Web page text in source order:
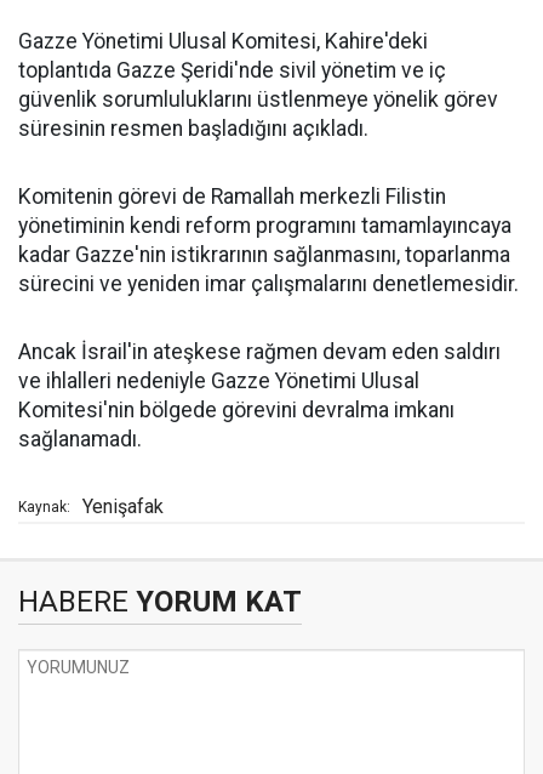
Gazze Yönetimi Ulusal Komitesi, Kahire'deki
toplantıda Gazze Şeridi'nde sivil yönetim ve iç
güvenlik sorumluluklarını üstlenmeye yönelik görev
süresinin resmen başladığını açıkladı.
Komitenin görevi de Ramallah merkezli Filistin
yönetiminin kendi reform programını tamamlayıncaya
kadar Gazze'nin istikrarının sağlanmasını, toparlanma
sürecini ve yeniden imar çalışmalarını denetlemesidir.
Ancak İsrail'in ateşkese rağmen devam eden saldırı
ve ihlalleri nedeniyle Gazze Yönetimi Ulusal
Komitesi'nin bölgede görevini devralma imkanı
sağlanamadı.
Kaynak: Yenişafak
HABERE YORUM KAT